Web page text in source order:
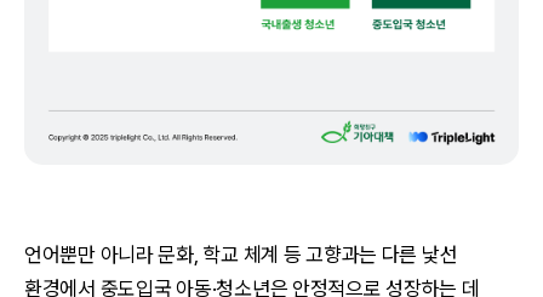
언어뿐만 아니라 문화, 학교 체계 등 고향과는 다른 낯선
환경에서 중도입국 아동·청소년은 안정적으로 성장하는 데